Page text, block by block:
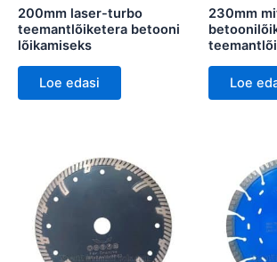
200mm laser-turbo
teemantlõiketera betooni
lõikamiseks
Loe edasi
230mm
Loe